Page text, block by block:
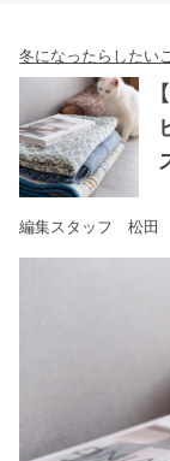
冬になったらしたい
編集スタッフ 松田